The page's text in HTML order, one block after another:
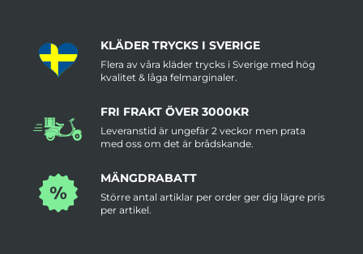
KLÄDER TRYCKS I SVERIGE
Flera av våra kläder trycks i Sverige med hög
kvalitet & låga felmarginaler.
FRI FRAKT ÖVER 3000KR
Leveranstid är ungefär 2 veckor men prata
med oss om det är brådskande.
MÄNGDRABATT
Större antal artiklar per order ger dig lägre pris
per artikel.